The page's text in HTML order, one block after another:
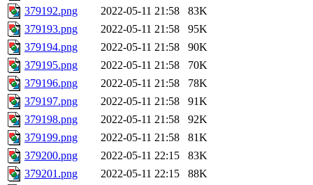
379192.png
2022-05-11 21:58
83K
379193.png
2022-05-11 21:58
95K
379194.png
2022-05-11 21:58
90K
379195.png
2022-05-11 21:58
70K
379196.png
2022-05-11 21:58
78K
379197.png
2022-05-11 21:58
91K
379198.png
2022-05-11 21:58
92K
379199.png
2022-05-11 21:58
81K
379200.png
2022-05-11 22:15
83K
379201.png
2022-05-11 22:15
88K